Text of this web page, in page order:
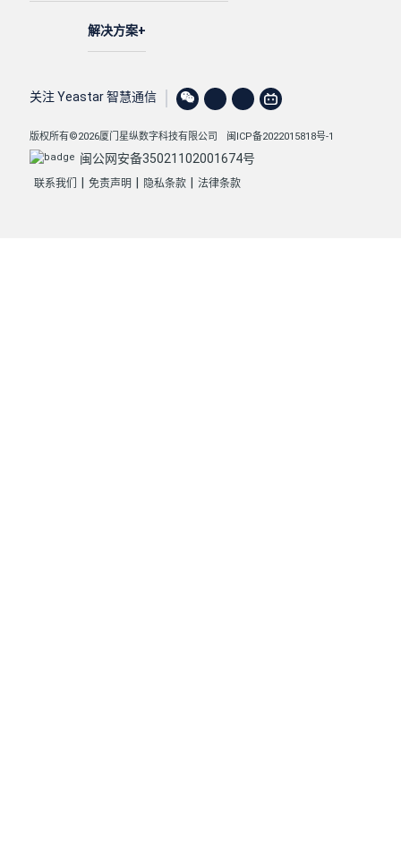
解决方案
关注 Yeastar 智慧通信
版权所有©2026厦门星纵数字科技有限公司 闽ICP备2022015818号-1
闽公网安备35021102001674号
联系我们 免责声明 隐私条款 法律条款